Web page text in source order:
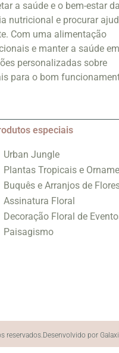
a saúde e o bem-estar
nutricional e procurar
Com uma alimentação
e manter a saúde em
personalizadas sobre
para o bom
especiais
Urban Jungle
Plantas Tropicais e
Buquês e Arranjos de
Assinatura Floral
Decoração Floral de
Paisagismo
reservados.Desenvolvido por